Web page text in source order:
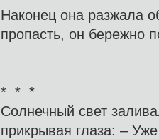
Наконец она разжала
пропасть, он бережно
* * *
Солнечный свет
прикрывая глаза: –